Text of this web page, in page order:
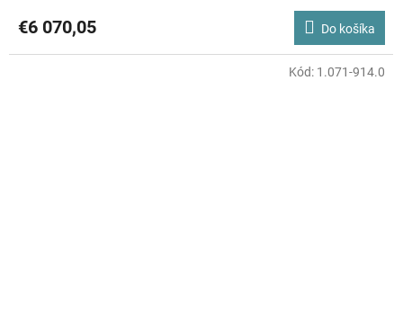
€6 070,05 Do košíka
Kód: 1.071-914.0